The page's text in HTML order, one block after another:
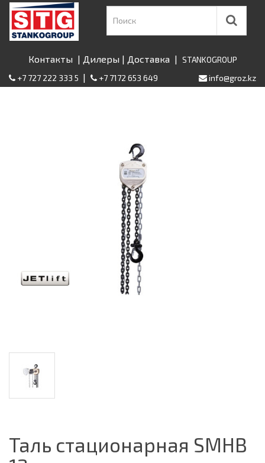
Контакты | Дилеры | Доставка | STANKOGROUP
+7 727 222 333 5 | +7 7172 653 649 info@groz.kz
Таль стационарная SMHВ